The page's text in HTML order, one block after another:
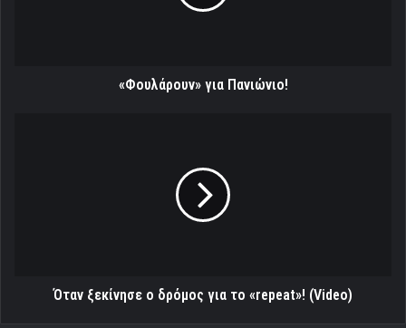
«Φουλάρουν» για Πανιώνιο!
Όταν ξεκίνησε ο δρόμος για το «repeat»! (Video)